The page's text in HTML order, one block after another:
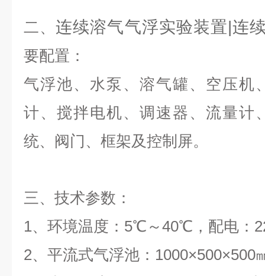
二、连续溶气气浮实验装置|连
要配置：
气浮池、水泵、溶气罐、空压机
计、搅拌电机、调速器、流量计
统、阀门、框架及控制屏。
三、 技术参数：
1、环境温度：5℃～40℃，配电：
2、平流式气浮池：1000×500×500